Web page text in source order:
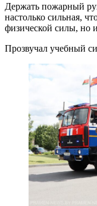
Держать пожарный
настолько сильная,
физической силы, но
Прозвучал учебный